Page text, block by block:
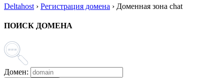
Deltahost › Регистрация домена › Доменная зона chat
ПОИСК ДОМЕНА
Домен: